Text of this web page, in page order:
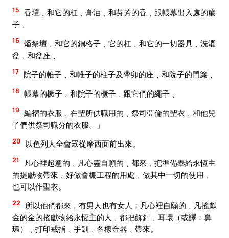
15 香壇﹑和它的杠﹑膏油﹑和芬芳的香﹑跟帳幕出入處的簾
子﹑
16 燔祭壇﹑和它的銅格子﹑它的杠﹑和它的一切器具﹑洗濯
盆﹑和盆座﹑
17 院子的帷子﹑和帷子的柱子及帶卯的座﹑和院子的門簾﹑
18 帳幕的橛子﹑和院子的橛子﹑跟它們的繩子﹑
19 編褶的衣服﹑在聖所供職用的﹑祭司亞倫的聖衣﹑和他兒
子們供祭司職分的衣服。」
20 以色列人全會眾從摩西面前出來。
21
凡心裡起意的﹑凡心靈自願的﹑都來﹐把準備奉給永恆主
的提獻物帶來﹑好做會棚工程的用處﹑做其中一切的使用﹐
也可以作聖衣。
22
所以他們都來﹐有男人也有女人；凡心裡自願的﹑凡搖獻
金的金的搖獻物給永恆主的人﹑都把飾針﹑耳環（或譯：鼻
環）﹑打印戒指﹑手釧﹑各樣金器﹑帶來。